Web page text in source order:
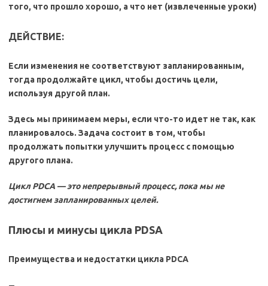
того, что прошло хорошо, а что нет (извлеченные уроки)
ДЕЙСТВИЕ:
Если изменения не соответствуют запланированным,
тогда продолжайте цикл, чтобы достичь цели,
используя другой план.
Здесь мы принимаем меры, если что-то идет не так, как
планировалось. Задача состоит в том, чтобы
продолжать попытки улучшить процесс с помощью
другого плана.
Цикл PDCA — это непрерывный процесс, пока мы не
достигнем запланированных целей.
Плюсы и минусы цикла PDSA
Преимущества и недостатки цикла PDCA